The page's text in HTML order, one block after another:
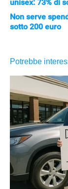
unisex: 73% di
Non serve
sotto 200 euro